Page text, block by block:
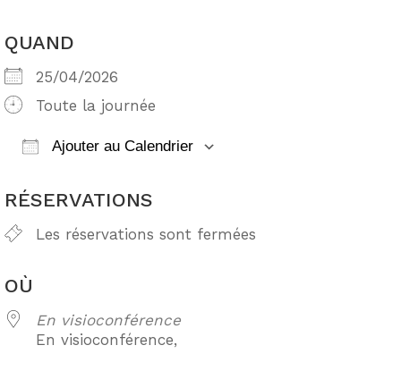
QUAND
25/04/2026
Toute la journée
Ajouter au Calendrier
RÉSERVATIONS
Les réservations sont fermées
OÙ
En visioconférence
En visioconférence,